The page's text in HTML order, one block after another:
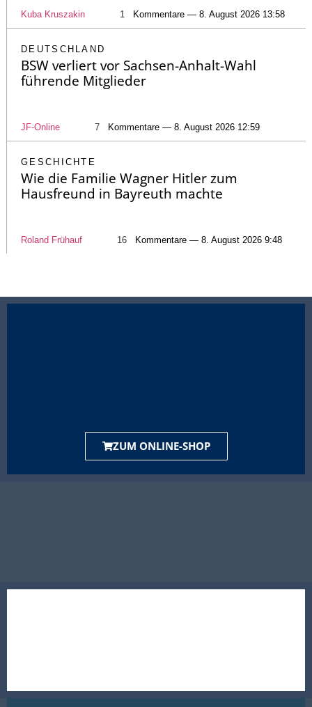
Kuba Kruszakin 1 Kommentare — 8. August 2026 13:58
DEUTSCHLAND
BSW verliert vor Sachsen-Anhalt-Wahl
führende Mitglieder
JF-Online 7 Kommentare — 8. August 2026 12:59
GESCHICHTE
Wie die Familie Wagner Hitler zum
Hausfreund in Bayreuth machte
Roland Frühauf 16 Kommentare — 8. August 2026 9:48
ZUM ONLINE-SHOP